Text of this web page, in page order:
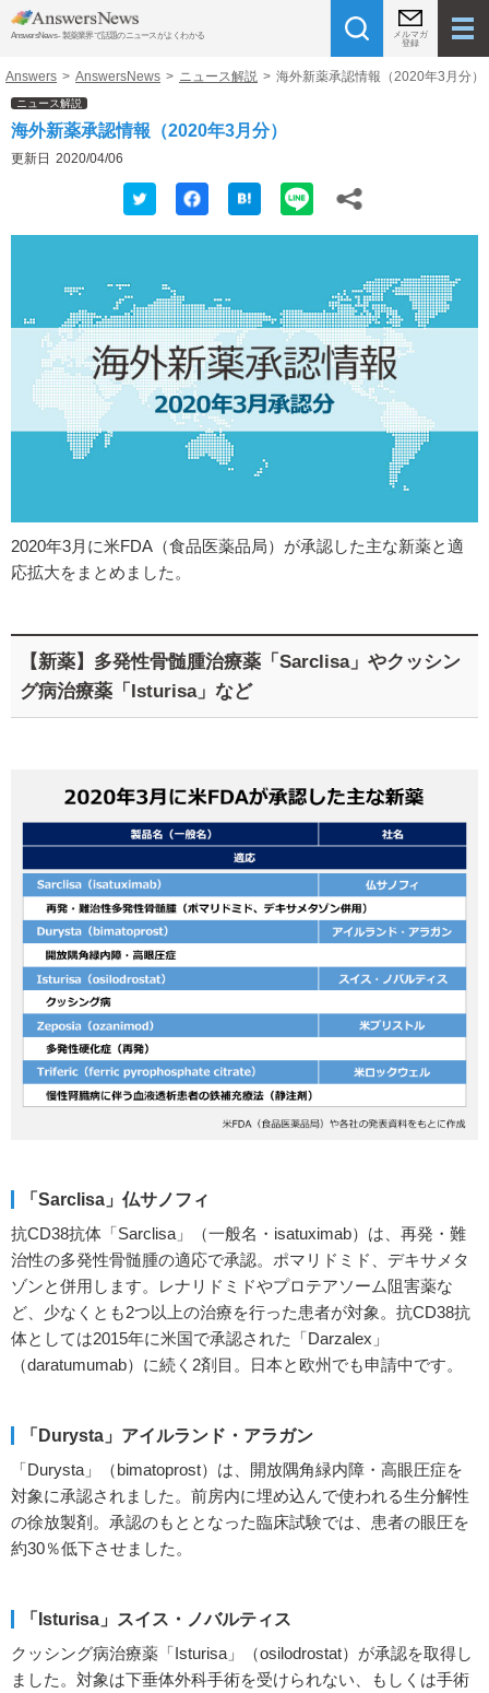
AnswersNews - 製薬業界で話題のニュースがよくわかる
メルマガ
登録
Answers > AnswersNews > ニュース解説 > 海外新薬承認情報（2020年3月分）
ニュース解説
海外新薬承認情報（2020年3月分）
更新日 2020/04/06
2020年3月に米FDA（食品医薬品局）が承認した主な新薬と適
応拡大をまとめました。
【新薬】多発性骨髄腫治療薬「Sarclisa」やクッシン
グ病治療薬「Isturisa」など
「Sarclisa」仏サノフィ
抗CD38抗体「Sarclisa」（一般名・isatuximab）は、再発・難
治性の多発性骨髄腫の適応で承認。ポマリドミド、デキサメタ
ゾンと併用します。レナリドミドやプロテアソーム阻害薬な
ど、少なくとも2つ以上の治療を行った患者が対象。抗CD38抗
体としては2015年に米国で承認された「Darzalex」
（daratumumab）に続く2剤目。日本と欧州でも申請中です。
「Durysta」アイルランド・アラガン
「Durysta」（bimatoprost）は、開放隅角緑内障・高眼圧症を
対象に承認されました。前房内に埋め込んで使われる生分解性
の徐放製剤。承認のもととなった臨床試験では、患者の眼圧を
約30％低下させました。
「Isturisa」スイス・ノバルティス
クッシング病治療薬「Isturisa」（osilodrostat）が承認を取得し
ました。対象は下垂体外科手術を受けられない、もしくは手術